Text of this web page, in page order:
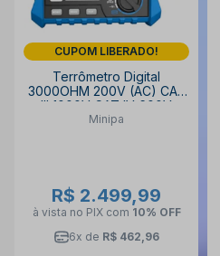
CUPOM LIBERADO!
Terrômetro Digital
3000OHM 200V (AC) CAT
III 1000V CAT IV 600V
MTR-1531 MINIPA
Minipa
R$ 2.499,99
à vista no PIX com 10% OFF
6x de R$ 462,96